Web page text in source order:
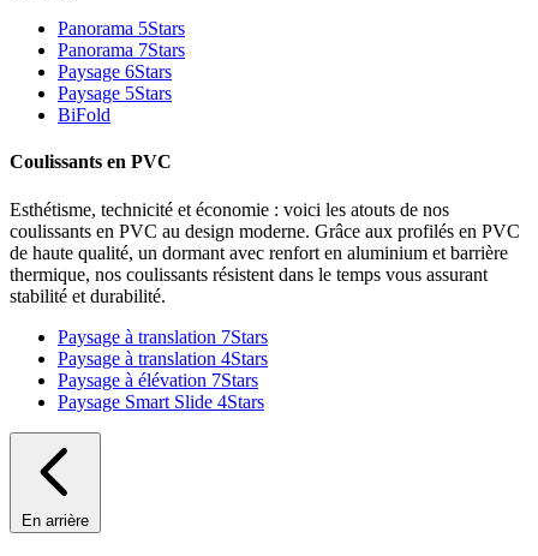
Panorama 5Stars
Panorama 7Stars
Paysage 6Stars
Paysage 5Stars
BiFold
Coulissants en PVC
Esthétisme, technicité et économie : voici les atouts de nos
coulissants en PVC au design moderne. Grâce aux profilés en PVC
de haute qualité, un dormant avec renfort en aluminium et barrière
thermique, nos coulissants résistent dans le temps vous assurant
stabilité et durabilité.
Paysage à translation 7Stars
Paysage à translation 4Stars
Paysage à élévation 7Stars
Paysage Smart Slide 4Stars
En arrière